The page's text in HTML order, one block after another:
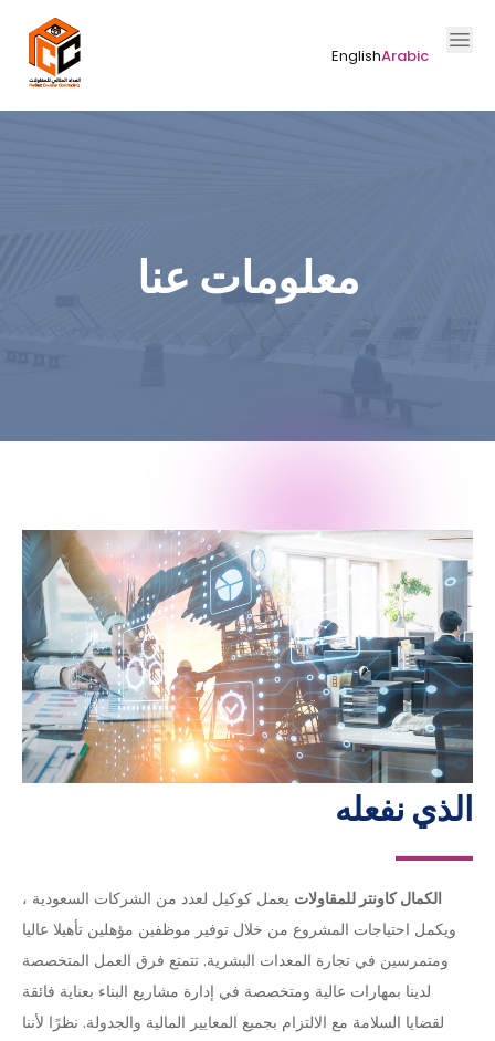
EnglishArabic
معلومات عنا
الذي نفعله
الكمال كاونتر للمقاولات يعمل كوكيل لعدد من الشركات السعودية ،
ويكمل احتياجات المشروع من خلال توفير موظفين مؤهلين تأهيلا عاليا
ومتمرسين في تجارة المعدات البشرية. تتمتع فرق العمل المتخصصة
لدينا بمهارات عالية ومتخصصة في إدارة مشاريع البناء بعناية فائقة
لقضايا السلامة مع الالتزام بجميع المعايير المالية والجدولة. نظرًا لأننا